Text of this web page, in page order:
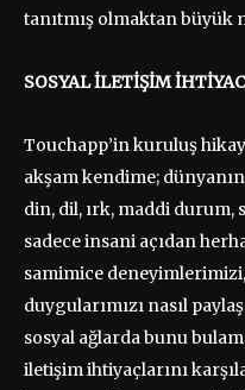
tanıtmış olmaktan büyük
SOSYAL İLETİŞİM
Touchapp’in kuruluş
akşam kendime;
din, dil, ırk, maddi
sadece insani açıdan
samimice
duygularımızı nasıl
sosyal ağlarda bunu
iletişim ihtiyaçlarını